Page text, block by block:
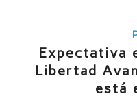
Expectativa
Libertad
está